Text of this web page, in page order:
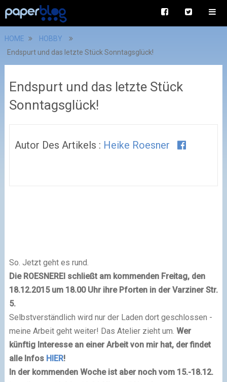
HOME
HOBBY
Endspurt und das letzte Stück Sonntagsglück!
Endspurt und das letzte Stück
Sonntagsglück!
Autor Des Artikels : Heike Roesner
So. Jetzt geht es rund.
Die ROESNEREI schließt am kommenden Freitag, den
18.12.2015 um 18.00 Uhr ihre Pforten in der Varziner Str.
5.
Selbstverständlich wird nur der Laden dort geschlossen -
meine Arbeit geht weiter! Das Atelier zieht um. Wer
künftig Interesse an einer Arbeit von mir hat, der findet
alle Infos HIER!
In der kommenden Woche ist aber noch vom 15.-18.12.